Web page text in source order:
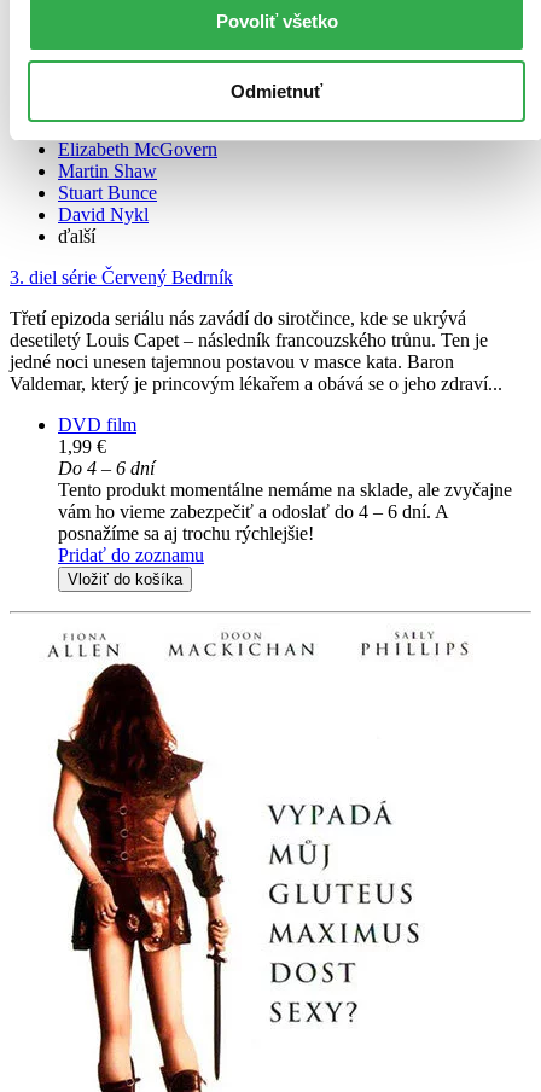
Povoliť všetko
Odmietnuť
Červený Bedrník 3: Královské výkupné
Richard E. Grant
Elizabeth McGovern
Martin Shaw
Stuart Bunce
David Nykl
ďalší
3. diel série Červený Bedrník
Třetí epizoda seriálu nás zavádí do sirotčince, kde se ukrývá
desetiletý Louis Capet – následník francouzského trůnu. Ten je
jedné noci unesen tajemnou postavou v masce kata. Baron
Valdemar, který je princovým lékařem a obává se o jeho zdraví...
DVD film
1,99 €
Do 4 – 6 dní
Tento produkt momentálne nemáme na sklade, ale zvyčajne
vám ho vieme zabezpečiť a odoslať do 4 – 6 dní. A
posnažíme sa aj trochu rýchlejšie!
Pridať do zoznamu
Vložiť do košíka